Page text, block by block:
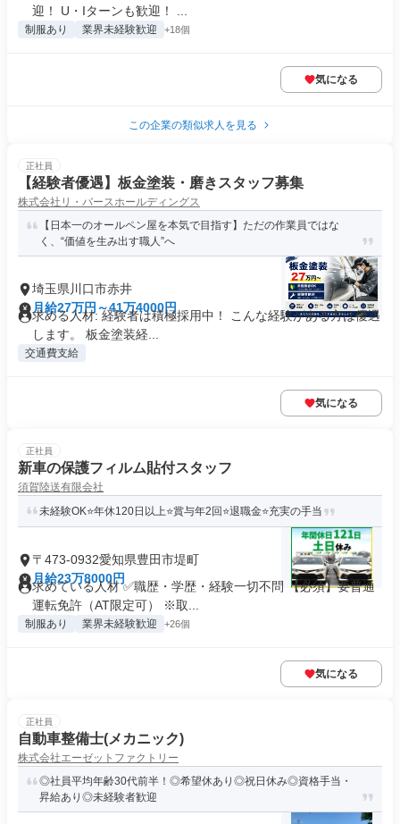
迎！ U・Iターンも歓迎！ ...
制服あり 業界未経験歓迎 +18個
気になる
この企業の類似求人を見る
正社員
【経験者優遇】板金塗装・磨きスタッフ募集
株式会社リ・バースホールディングス
【日本一のオールペン屋を本気で目指す】ただの作業員ではな
く、“価値を生み出す職人”へ
埼玉県川口市赤井
月給27万円～41万4000円
求める人材: 経験者は積極採用中！ こんな経験がある方は優遇
します。 板金塗装経...
交通費支給
気になる
正社員
新車の保護フィルム貼付スタッフ
須賀陸送有限会社
未経験OK⭐年休120日以上⭐賞与年2回⭐退職金⭐充実の手当
〒473-0932愛知県豊田市堤町
月給23万8000円
求めている人材 ✅職歴・学歴・経験一切不問 【必須】要普通
運転免許（AT限定可） ※取...
制服あり 業界未経験歓迎 +26個
気になる
正社員
自動車整備士(メカニック)
株式会社エーゼットファクトリー
◎社員平均年齢30代前半！◎希望休あり◎祝日休み◎資格手当・
昇給あり◎未経験者歓迎